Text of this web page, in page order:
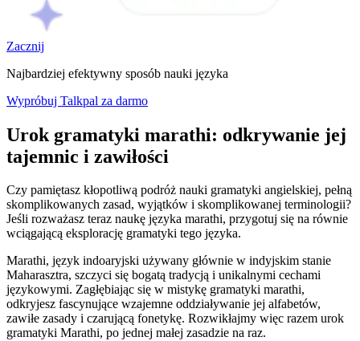
Zacznij
Najbardziej efektywny sposób nauki języka
Wypróbuj Talkpal za darmo
Urok gramatyki marathi: odkrywanie jej
tajemnic i zawiłości
Czy pamiętasz kłopotliwą podróż nauki gramatyki angielskiej, pełną
skomplikowanych zasad, wyjątków i skomplikowanej terminologii?
Jeśli rozważasz teraz naukę języka marathi, przygotuj się na równie
wciągającą eksplorację gramatyki tego języka.
Marathi, język indoaryjski używany głównie w indyjskim stanie
Maharasztra, szczyci się bogatą tradycją i unikalnymi cechami
językowymi. Zagłębiając się w mistykę gramatyki marathi,
odkryjesz fascynujące wzajemne oddziaływanie jej alfabetów,
zawiłe zasady i czarującą fonetykę. Rozwikłajmy więc razem urok
gramatyki Marathi, po jednej małej zasadzie na raz.